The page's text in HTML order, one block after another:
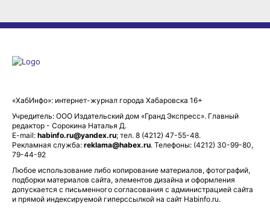
«ХабИнфо»: интернет-журнал города Хабаровска 16+
Учредитель: ООО Издательский дом «Гранд Экспресс». Главный
редактор - Сорокина Наталья Д.
E-mail: habinfo.ru@yandex.ru; тел. 8 (4212) 47-55-48.
Рекламная служба: reklama@habex.ru. Телефоны: (4212) 30-99-80,
79-44-92
Любое использование либо копирование материалов, фотографий,
подборки материалов сайта, элементов дизайна и оформления
допускается с письменного согласования с администрацией сайта
и прямой индексируемой гиперссылкой на сайт Habinfo.ru.